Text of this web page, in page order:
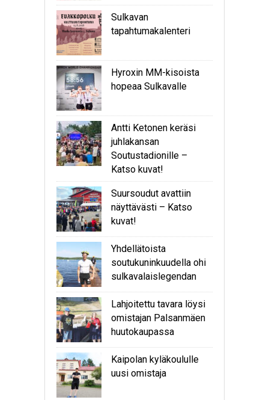
Sulkavan
tapahtumakalenteri
Hyroxin MM-kisoista
hopeaa Sulkavalle
Antti Ketonen keräsi
juhlakansan
Soutustadionille –
Katso kuvat!
Suursoudut avattiin
näyttävästi – Katso
kuvat!
Yhdellätoista
soutukuninkuudella ohi
sulkavalaislegendan
Lahjoitettu tavara löysi
omistajan Palsanmäen
huutokaupassa
Kaipolan kyläkoululle
uusi omistaja